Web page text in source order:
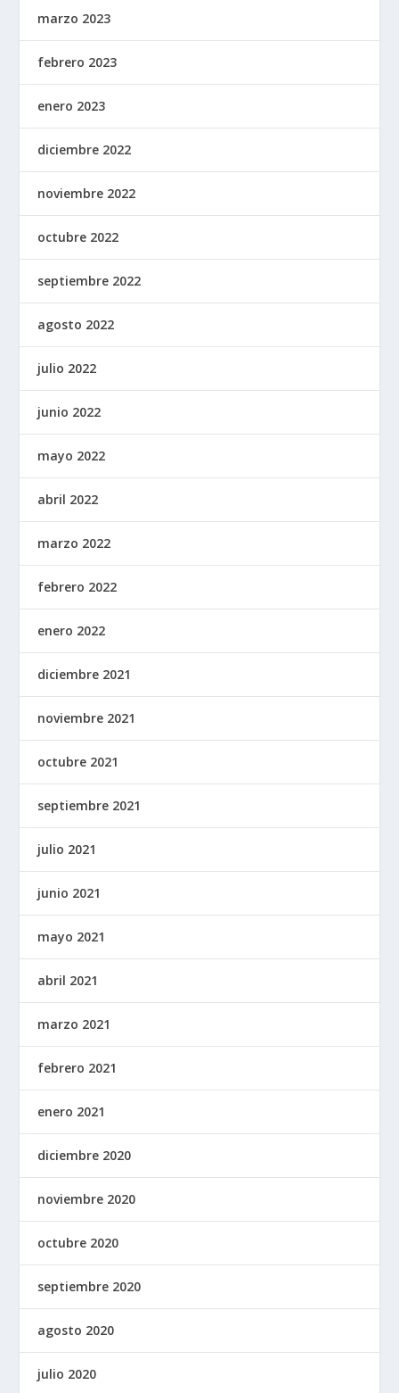
marzo 2023
febrero 2023
enero 2023
diciembre 2022
noviembre 2022
octubre 2022
septiembre 2022
agosto 2022
julio 2022
junio 2022
mayo 2022
abril 2022
marzo 2022
febrero 2022
enero 2022
diciembre 2021
noviembre 2021
octubre 2021
septiembre 2021
julio 2021
junio 2021
mayo 2021
abril 2021
marzo 2021
febrero 2021
enero 2021
diciembre 2020
noviembre 2020
octubre 2020
septiembre 2020
agosto 2020
julio 2020